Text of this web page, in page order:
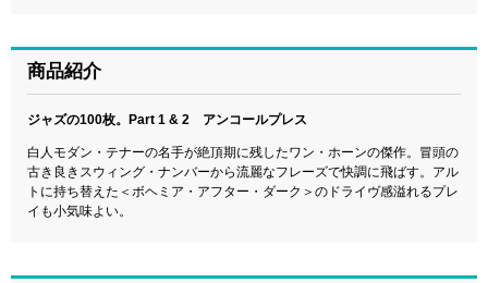
商品紹介
ジャズの100枚。Part 1 & 2 アンコールプレス
白人モダン・テナーの名手が絶頂期に残したワン・ホーンの傑作。冒頭の
古き良きスウィング・ナンバーから流麗なフレーズで快調に飛ばす。アル
トに持ち替えた＜ボヘミア・アフター・ダーク＞のドライヴ感溢れるプレ
イも小気味よい。